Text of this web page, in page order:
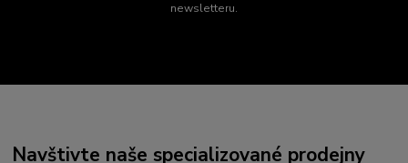
newsletteru.
Navštivte naše specializované prodejny